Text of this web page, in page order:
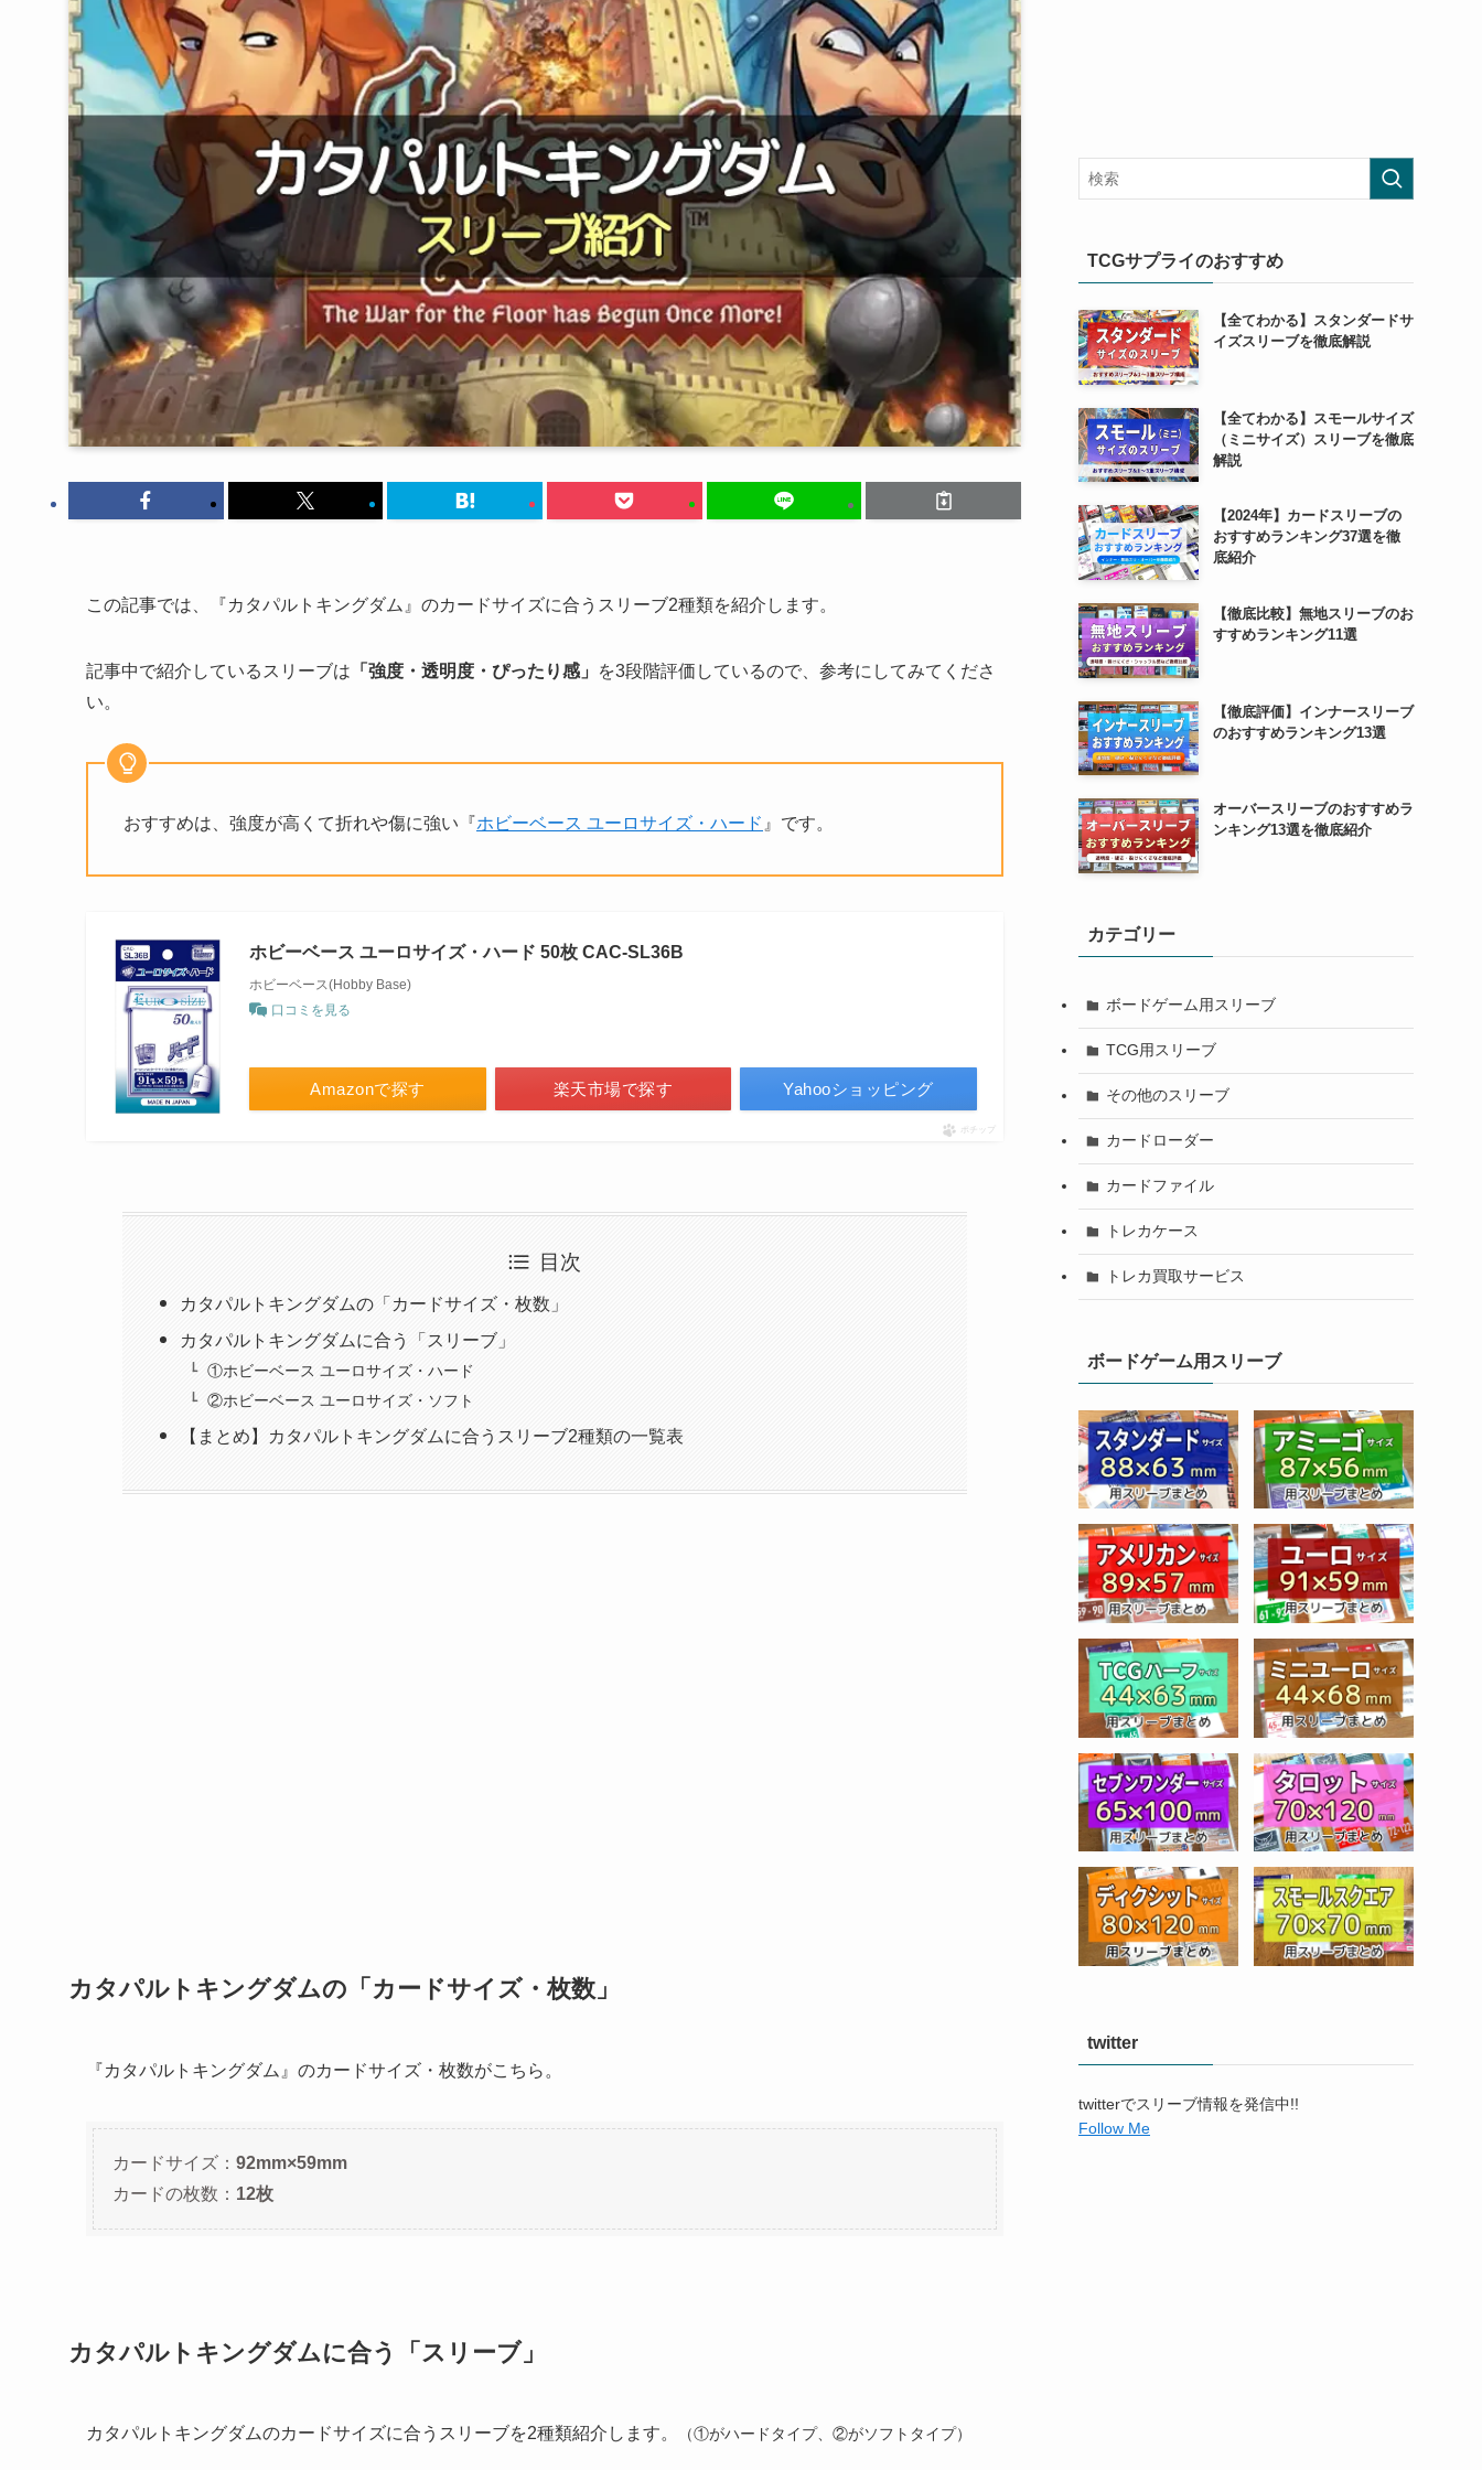
この記事では、『カタパルトキングダム』のカードサイズに合うスリーブ2種類を紹介します。
記事中で紹介しているスリーブは 「強度・透明度・ぴったり感」
を3段階評価しているので、参考にしてみてくださ
い。
おすすめは、強度が高くて折れや傷に強い『ホビーベース ユーロサイズ・ハード 』です。
ホビーベース ユーロサイズ・ハード 50枚 CAC-SL36B
ホビーベース(Hobby Base)
口コミを見る
Amazonで探す 楽天市場で探す Yahooショッピング
ポチップ
目次
カタパルトキングダムの「カードサイズ・枚数」
カタパルトキングダムに合う「スリーブ」
①ホビーベース ユーロサイズ・ハード
②ホビーベース ユーロサイズ・ソフト
【まとめ】カタパルトキングダムに合うスリーブ2種類の一覧表
カタパルトキングダムの「カードサイズ・枚数」
『カタパルトキングダム』のカードサイズ・枚数がこちら。
カードサイズ： 92mm×59mm
カードの枚数： 12枚
カタパルトキングダムに合う「スリーブ」
カタパルトキングダムのカードサイズに合うスリーブを2種類紹介します。 （①がハードタイプ、②がソフトタイプ）
TCGサプライのおすすめ
【全てわかる】スタンダードサ
イズスリーブを徹底解説
【全てわかる】スモールサイズ
（ミニサイズ）スリーブを徹底
解説
【2024年】カードスリーブの
おすすめランキング37選を徹
底紹介
【徹底比較】無地スリーブのお
すすめランキング11選
【徹底評価】インナースリーブ
のおすすめランキング13選
オーバースリーブのおすすめラ
ンキング13選を徹底紹介
カテゴリー
ボードゲーム用スリーブ
TCG用スリーブ
その他のスリーブ
カードローダー
カードファイル
トレカケース
トレカ買取サービス
ボードゲーム用スリーブ
twitter
twitterでスリーブ情報を発信中!!
Follow Me